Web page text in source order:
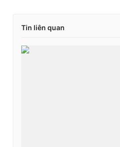
Tin liên quan